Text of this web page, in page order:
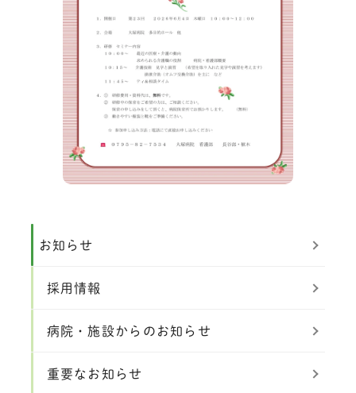
お知らせ
採用情報
病院・施設からのお知らせ
重要なお知らせ